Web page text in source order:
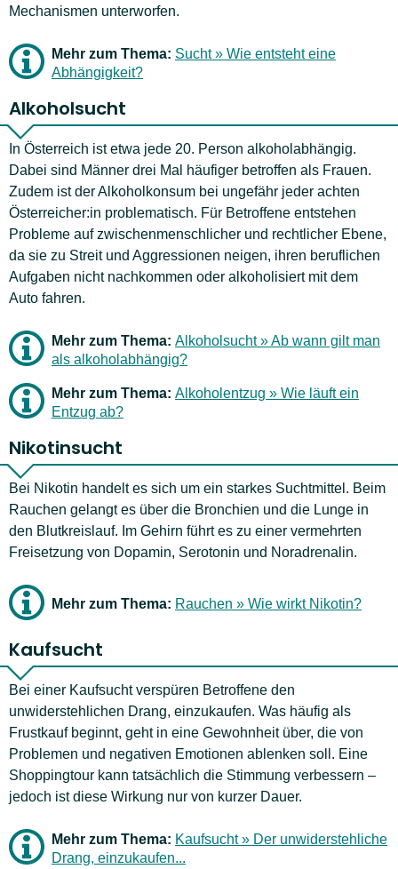
Mechanismen unterworfen.
Mehr zum Thema: Sucht » Wie entsteht eine
Abhängigkeit?
Alkoholsucht
In Österreich ist etwa jede 20. Person alkoholabhängig.
Dabei sind Männer drei Mal häufiger betroffen als Frauen.
Zudem ist der Alkoholkonsum bei ungefähr jeder achten
Österreicher:in problematisch. Für Betroffene entstehen
Probleme auf zwischenmenschlicher und rechtlicher Ebene,
da sie zu Streit und Aggressionen neigen, ihren beruflichen
Aufgaben nicht nachkommen oder alkoholisiert mit dem
Auto fahren.
Mehr zum Thema: Alkoholsucht » Ab wann gilt man
als alkoholabhängig?
Mehr zum Thema: Alkoholentzug » Wie läuft ein
Entzug ab?
Nikotinsucht
Bei Nikotin handelt es sich um ein starkes Suchtmittel. Beim
Rauchen gelangt es über die Bronchien und die Lunge in
den Blutkreislauf. Im Gehirn führt es zu einer vermehrten
Freisetzung von Dopamin, Serotonin und Noradrenalin.
Mehr zum Thema: Rauchen » Wie wirkt Nikotin?
Kaufsucht
Bei einer Kaufsucht verspüren Betroffene den
unwiderstehlichen Drang, einzukaufen. Was häufig als
Frustkauf beginnt, geht in eine Gewohnheit über, die von
Problemen und negativen Emotionen ablenken soll. Eine
Shoppingtour kann tatsächlich die Stimmung verbessern –
jedoch ist diese Wirkung nur von kurzer Dauer.
Mehr zum Thema: Kaufsucht » Der unwiderstehliche
Drang, einzukaufen...